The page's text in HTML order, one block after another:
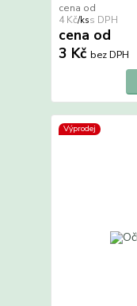
cena od
4 Kč/ks
cena od
3 Kč bez DPH
Výprodej